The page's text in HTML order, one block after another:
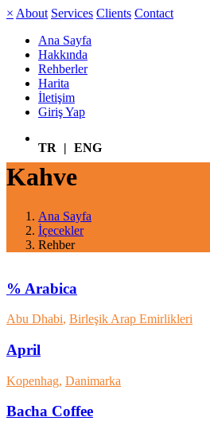
× About Services Clients Contact
Ana Sayfa
Hakkında
Rehberler
Harita
İletişim
Giriş Yap
TR | ENG
Kahve
Ana Sayfa
İçecekler
Rehber
% Arabica
Abu Dhabi, Birleşik Arap Emirlikleri
April
Kopenhag, Danimarka
Bacha Coffee